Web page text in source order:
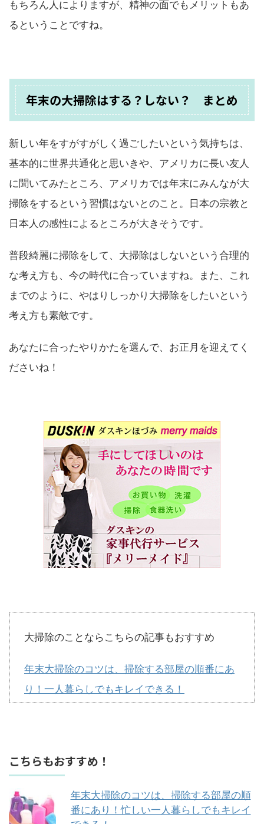
もちろん人によりますが、精神の面でもメリットもあ
るということですね。
年末の大掃除はする？しない？ まとめ
新しい年をすがすがしく過ごしたいという気持ちは、
基本的に世界共通化と思いきや、アメリカに長い友人
に聞いてみたところ、アメリカでは年末にみんなが大
掃除をするという習慣はないとのこと。日本の宗教と
日本人の感性によるところが大きそうです。
普段綺麗に掃除をして、大掃除はしないという合理的
な考え方も、今の時代に合っていますね。また、これ
までのように、やはりしっかり大掃除をしたいという
考え方も素敵です。
あなたに合ったやりかたを選んで、お正月を迎えてく
ださいね！
大掃除のことならこちらの記事もおすすめ
年末大掃除のコツは、掃除する部屋の順番にあ
り！一人暮らしでもキレイできる！
こちらもおすすめ！
年末大掃除のコツは、掃除する部屋の順
番にあり！忙しい一人暮らしでもキレイ